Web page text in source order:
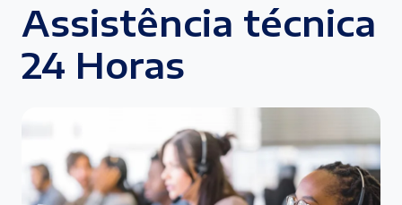
Assistência técnica
24 Horas